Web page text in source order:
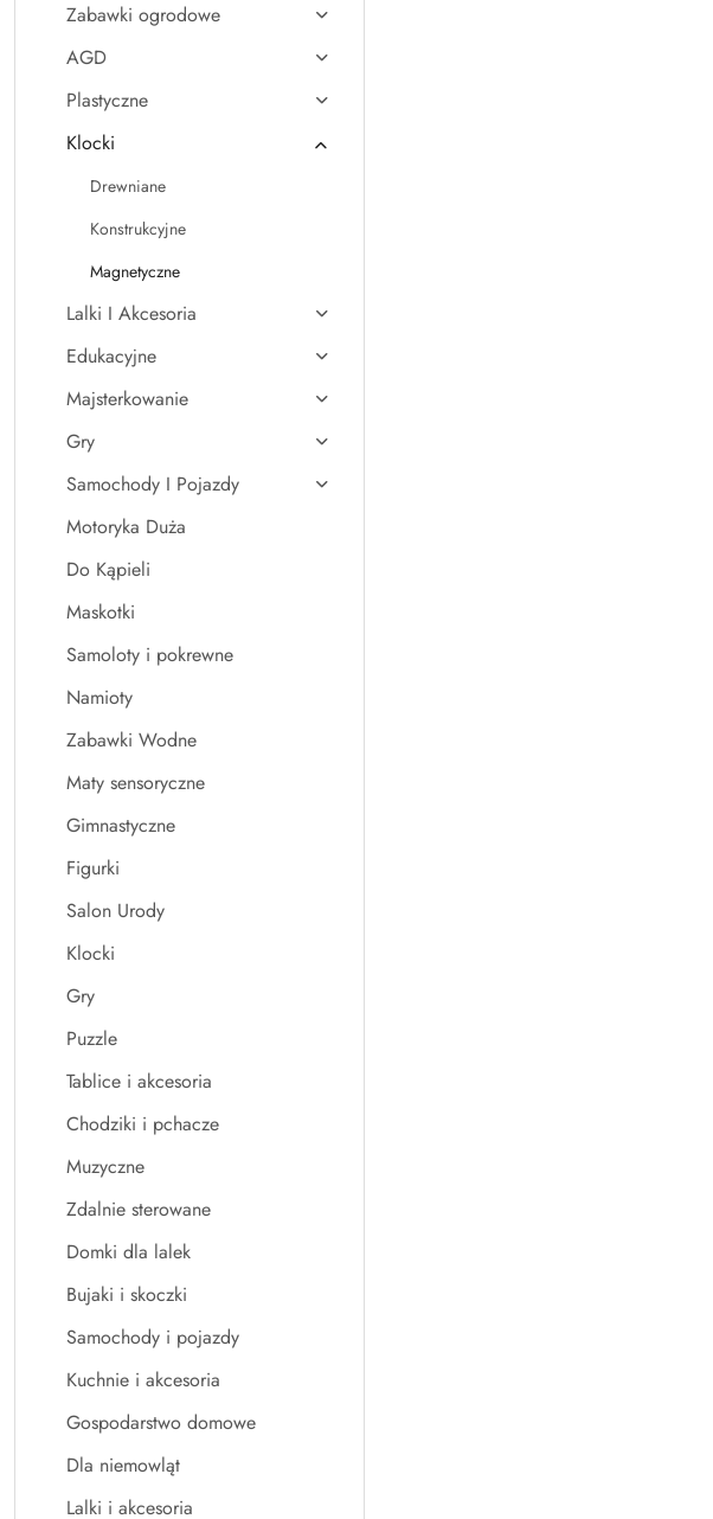
Zabawki ogrodowe
AGD
Plastyczne
Klocki
Drewniane
Konstrukcyjne
Magnetyczne
Lalki I Akcesoria
Edukacyjne
Majsterkowanie
Gry
Samochody I Pojazdy
Motoryka Duża
Do Kąpieli
Maskotki
Samoloty i pokrewne
Namioty
Zabawki Wodne
Maty sensoryczne
Gimnastyczne
Figurki
Salon Urody
Klocki
Gry
Puzzle
Tablice i akcesoria
Chodziki i pchacze
Muzyczne
Zdalnie sterowane
Domki dla lalek
Bujaki i skoczki
Samochody i pojazdy
Kuchnie i akcesoria
Gospodarstwo domowe
Dla niemowląt
Lalki i akcesoria